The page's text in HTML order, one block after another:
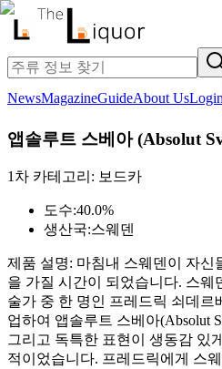
NewsMagazineGuideAbout UsLogin
앱솔루트 스베아(Absolut
1차 카테고리: 보드카
도수:40.0%
생산국:스웨덴
제품 설명: 마침내 스웨덴이 자신
을 가질 시간이 되었습니다. 스웨
술가 중 한 명인 프레드릭 쇠데르
업하여 앱솔루트 스베아(Absolut
그리고 독특한 표현이 생동감 있
적이었습니다. 프레드릭에게 스